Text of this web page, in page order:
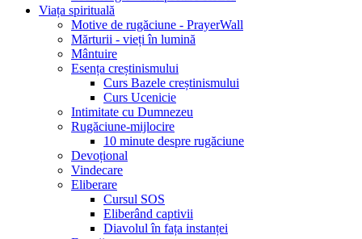
Viața spirituală
Motive de rugăciune - PrayerWall
Mărturii - vieți în lumină
Mântuire
Esența creștinismului
Curs Bazele creștinismului
Curs Ucenicie
Intimitate cu Dumnezeu
Rugăciune-mijlocire
10 minute despre rugăciune
Devoțional
Vindecare
Eliberare
Cursul SOS
Eliberând captivii
Diavolul în fața instanței